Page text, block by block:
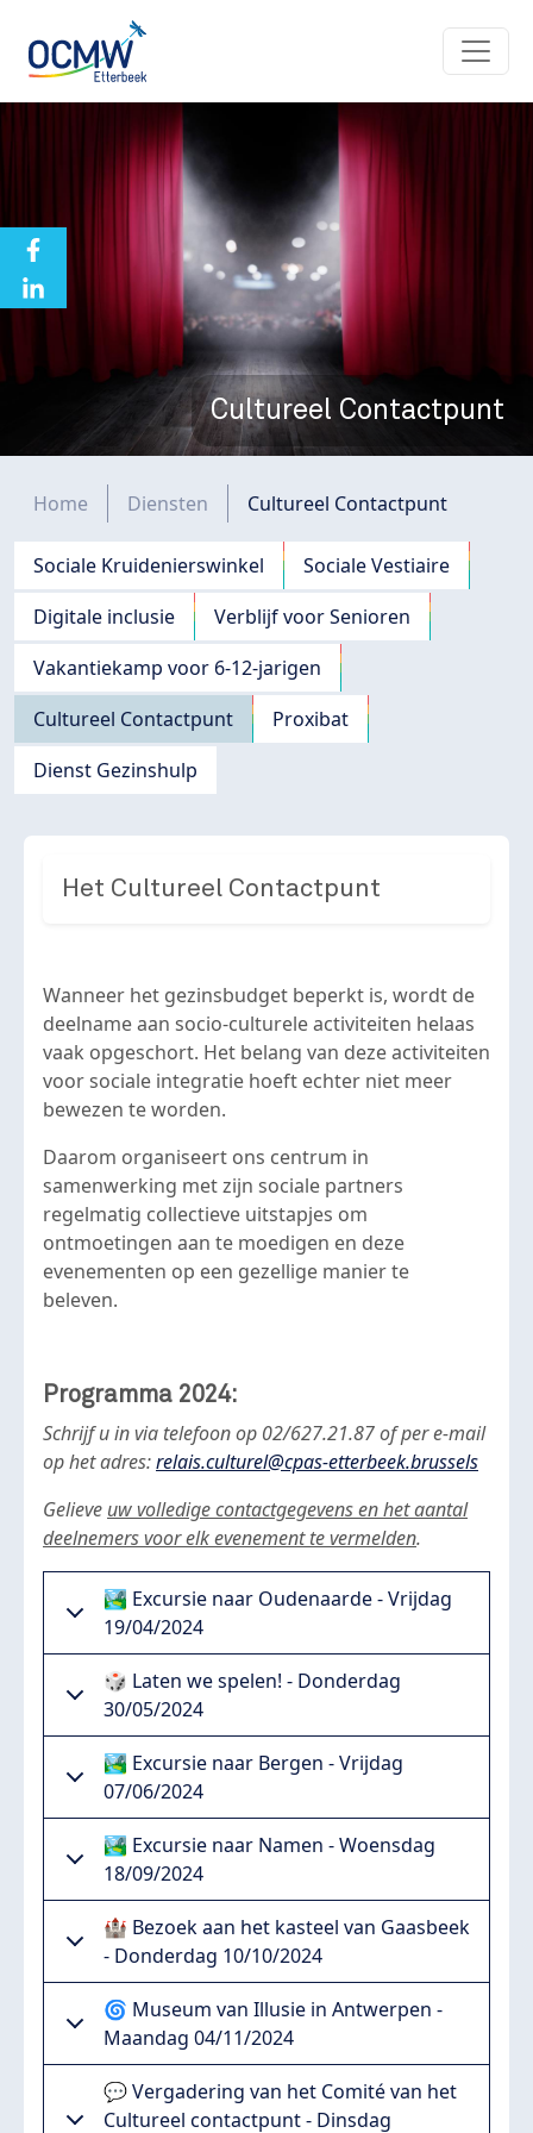
Cultureel Contactpunt
Kruimelpad
Home Diensten Cultureel Contactpunt
Navigation principale
Sociale Kruidenierswinkel
Sociale Vestiaire
Digitale inclusie
Verblijf voor Senioren
Vakantiekamp voor 6-12-jarigen
Cultureel Contactpunt
Proxibat
Dienst Gezinshulp
Het Cultureel Contactpunt
Wanneer het gezinsbudget beperkt is, wordt de
deelname aan socio-culturele activiteiten helaas
vaak opgeschort. Het belang van deze activiteiten
voor sociale integratie hoeft echter niet meer
bewezen te worden.
Daarom organiseert ons centrum in
samenwerking met zijn sociale partners
regelmatig collectieve uitstapjes om
ontmoetingen aan te moedigen en deze
evenementen op een gezellige manier te
beleven.
Programma 2024:
Schrijf u in via telefoon op 02/627.21.87 of per e-mail
op het adres:relais.culturel@cpas-etterbeek.brussels
Gelieve uw volledige contactgegevens en het aantal
deelnemers voor elk evenement te vermelden.
🏞️ Excursie naar Oudenaarde - Vrijdag
19/04/2024
🎲 Laten we spelen! - Donderdag
30/05/2024
🏞️ Excursie naar Bergen - Vrijdag
07/06/2024
🏞️ Excursie naar Namen - Woensdag
18/09/2024
🏰 Bezoek aan het kasteel van Gaasbeek
- Donderdag 10/10/2024
🌀 Museum van Illusie in Antwerpen -
Maandag 04/11/2024
💬 Vergadering van het Comité van het
Cultureel contactpunt - Dinsdag